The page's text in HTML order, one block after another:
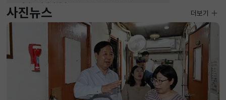
재산소비세정책관
2026-08-07 ~ 2026-09-10
사진뉴스 사진뉴스
더보기